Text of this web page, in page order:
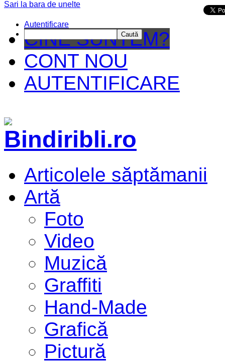
CINE SUNTEM?
CONT NOU
AUTENTIFICARE
Articolele săptămanii
Artă
Foto
Video
Muzică
Graffiti
Hand-Made
Grafică
Pictură
Sari la bara de unelte
Autentificare
Caută